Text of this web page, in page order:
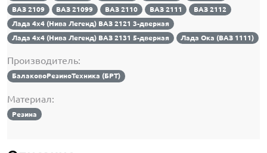
ВАЗ 2109
ВАЗ 21099 ВАЗ 2110 ВАЗ 2111
ВАЗ 2112
Лада 4х4 (Нива Легенд) ВАЗ 2121 3-дверная
Лада 4х4 (Нива Легенд) ВАЗ 2131 5-дверная
Лада Ока (ВАЗ 1111)
Производитель:
БалаковоРезиноТехника (БРТ)
Материал:
Резина